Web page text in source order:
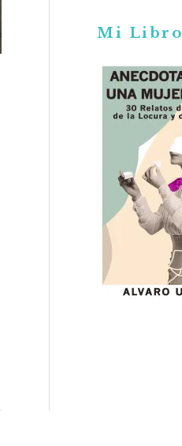
Mi Libro